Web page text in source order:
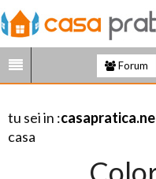
Forum
tu sei in :
casa